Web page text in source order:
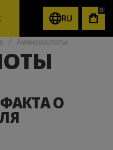
RU
0
Аминокислоты
О